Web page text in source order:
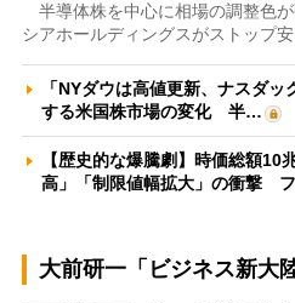
半導体株を中心に相場の調整色
シアホールディングスがストップ
「NYダウは高値更新、ナスダ
する米国株市場の変化 半…
【歴史的な爆騰劇】時価総額10
高」「制限値幅拡大」の衝撃
大前研一「ビジネス新大